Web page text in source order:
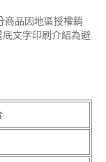
商品因地區授權銷
文字印刷介紹為避